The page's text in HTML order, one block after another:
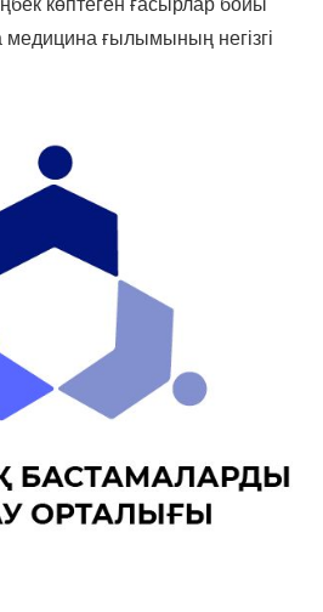
ғылымының негізгі